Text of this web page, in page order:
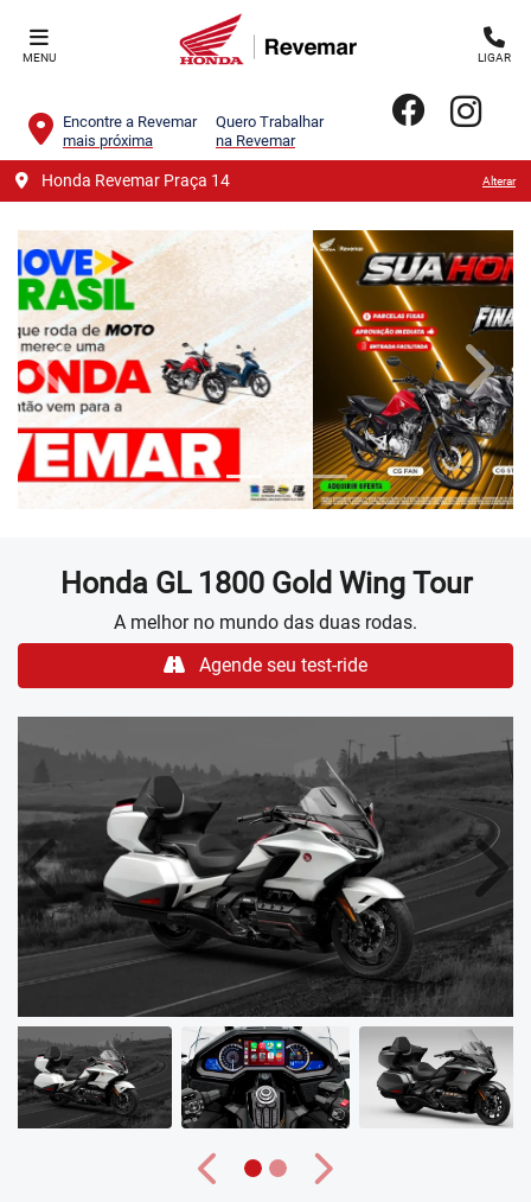
MENU LIGAR
Encontre a Revemar
mais próxima
Quero Trabalhar
na Revemar
Honda Revemar Praça 14 Alterar
templates.template-
HondaGL 1800 Gold Wing Tour
A melhor no mundo das duas rodas.
Agende seu test-ride
Anterior
Anterior Próximo